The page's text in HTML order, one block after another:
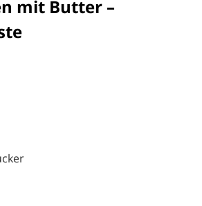
mit Butter –